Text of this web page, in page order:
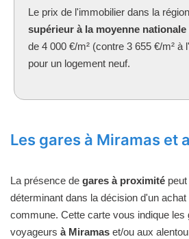
Le prix de l'immobilier dans la
supérieur à la moyenne nationale
de 4 000 €/m² (contre 3 655 €/m² à
pour un logement neuf.
Les gares à Miramas et
La présence de gares à proximité
déterminant dans la décision d'un
commune. Cette carte vous indique les
voyageurs à Miramas et/ou aux